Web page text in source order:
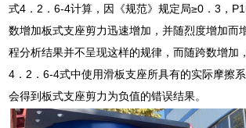
式4．2．6-4计算，因《规范》规定局≥0．3，
数增加板式支座剪力迅速增加，并随烈度增加而
程分析结果并不呈现这样的规律，而随跨数增加
4．2．6-4式中使用滑板支座所具有的实际摩擦
会得到板式支座剪力为负值的错误结果。